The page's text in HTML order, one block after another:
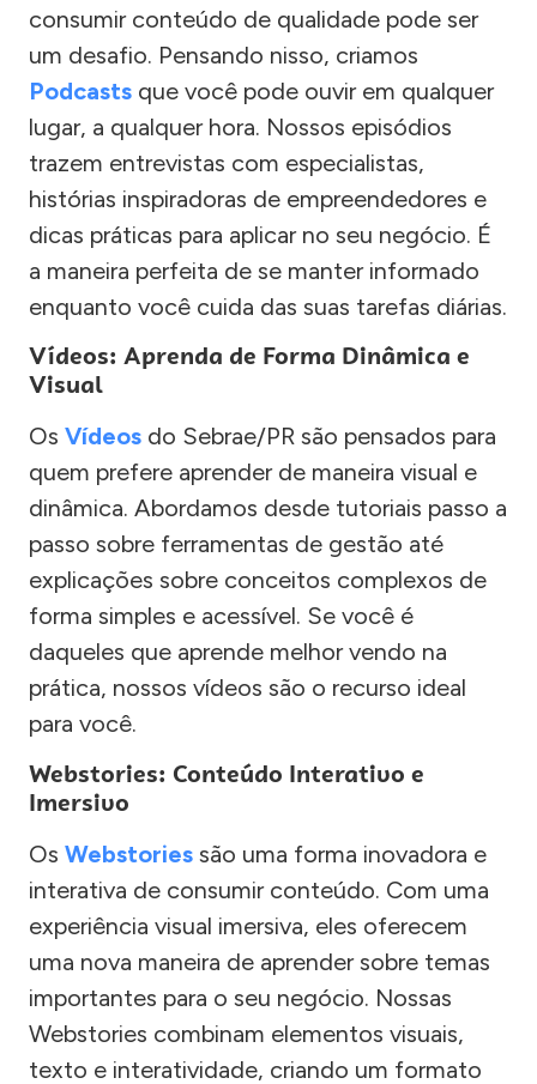
consumir conteúdo de qualidade pode ser
um desafio. Pensando nisso, criamos
Podcasts que você pode ouvir em qualquer
lugar, a qualquer hora. Nossos episódios
trazem entrevistas com especialistas,
histórias inspiradoras de empreendedores e
dicas práticas para aplicar no seu negócio. É
a maneira perfeita de se manter informado
enquanto você cuida das suas tarefas diárias.
Vídeos: Aprenda de Forma Dinâmica e
Visual
Os Vídeos do Sebrae/PR são pensados para
quem prefere aprender de maneira visual e
dinâmica. Abordamos desde tutoriais passo a
passo sobre ferramentas de gestão até
explicações sobre conceitos complexos de
forma simples e acessível. Se você é
daqueles que aprende melhor vendo na
prática, nossos vídeos são o recurso ideal
para você.
Webstories: Conteúdo Interativo e
Imersivo
Os Webstories são uma forma inovadora e
interativa de consumir conteúdo. Com uma
experiência visual imersiva, eles oferecem
uma nova maneira de aprender sobre temas
importantes para o seu negócio. Nossas
Webstories combinam elementos visuais,
texto e interatividade, criando um formato